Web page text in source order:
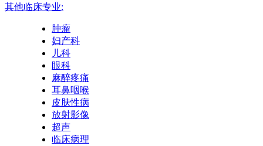
其他临床专业:
肿瘤
妇产科
儿科
眼科
麻醉疼痛
耳鼻咽喉
皮肤性病
放射影像
超声
临床病理